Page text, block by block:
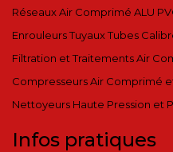
Réseaux Air Comprimé ALU
Enrouleurs Tuyaux Tubes
Filtration et Traitements Air
Compresseurs Air Comprimé
Nettoyeurs Haute Pression et
Infos pratiques